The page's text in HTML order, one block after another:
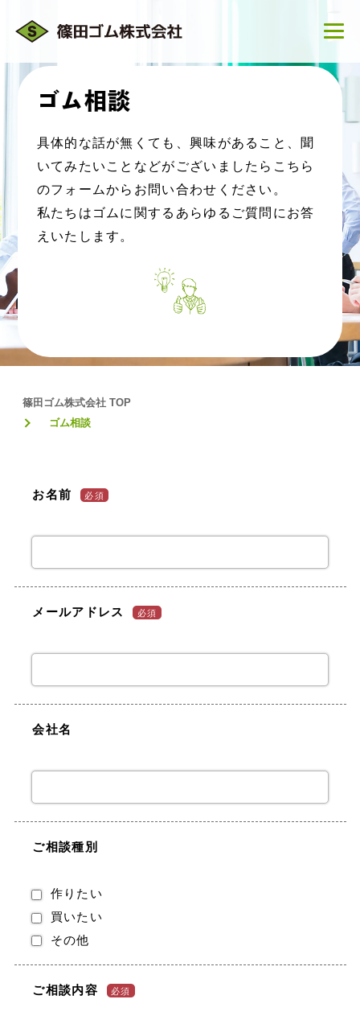
ゴム相談
具体的な話が無くても、興味があること、聞
いてみたいことなどがございましたらこちら
のフォームからお問い合わせください。
私たちはゴムに関するあらゆるご質問にお答
えいたします。
篠田ゴム株式会社 TOP
ゴム相談
お名前 必須
メールアドレス 必須
会社名
ご相談種別
作りたい
買いたい
その他
ご相談内容 必須